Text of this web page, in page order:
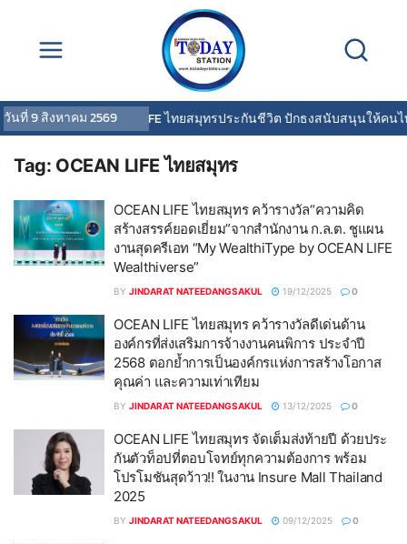
วันที่9 สิงหาคม 2569OCEAN LIFE ไทยสมุทรประกันชีวิต ปักธงสนับสนุนให้คน
Tag: OCEAN LIFE ไทยสมุทร
OCEAN LIFE ไทยสมุทร คว้ารางวัล“ความคิด
สร้างสรรค์ยอดเยี่ยม”จากสำนักงาน ก.ล.ต. ชูแผน
งานสุดครีเอท “My WealthiType by OCEAN LIFE
Wealthiverse”
BY JINDARAT NATEEDANGSAKUL 19/12/2025 0
OCEAN LIFE ไทยสมุทร คว้ารางวัลดีเด่นด้าน
องค์กรที่ส่งเสริมการจ้างงานคนพิการ ประจำปี
2568 ตอกย้ำการเป็นองค์กรแห่งการสร้างโอกาส
คุณค่า และความเท่าเทียม
BY JINDARAT NATEEDANGSAKUL 13/12/2025 0
OCEAN LIFE ไทยสมุทร จัดเต็มส่งท้ายปี ด้วยประ
กันตัวท็อปที่ตอบโจทย์ทุกความต้องการ พร้อม
โปรโมชันสุดว้าว!! ในงาน Insure Mall Thailand
2025
BY JINDARAT NATEEDANGSAKUL 09/12/2025 0